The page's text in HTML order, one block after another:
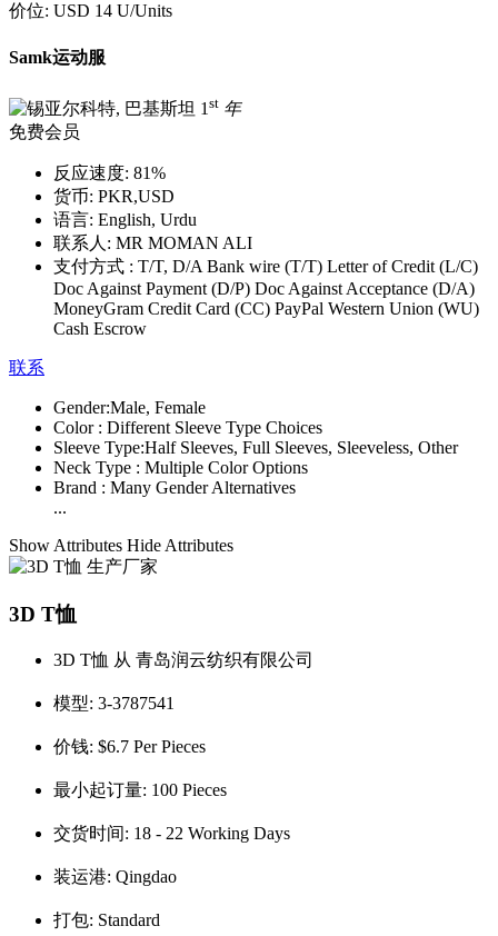
价位: USD 14 U/Units
Samk运动服
1 st 年
免费会员
反应速度: 81%
货币: PKR,USD
语言: English, Urdu
联系人: MR MOMAN ALI
支付方式 : T/T, D/A Bank wire (T/T) Letter of Credit (L/C)
Doc Against Payment (D/P) Doc Against Acceptance (D/A)
MoneyGram Credit Card (CC) PayPal Western Union (WU)
Cash Escrow
联系
Gender:Male, Female
Color : Different Sleeve Type Choices
Sleeve Type:Half Sleeves, Full Sleeves, Sleeveless, Other
Neck Type : Multiple Color Options
Brand : Many Gender Alternatives
...
Show Attributes Hide Attributes
3D T恤
3D T恤 从 青岛润云纺织有限公司
模型: 3-3787541
价钱: $6.7 Per Pieces
最小起订量: 100 Pieces
交货时间: 18 - 22 Working Days
装运港: Qingdao
打包: Standard